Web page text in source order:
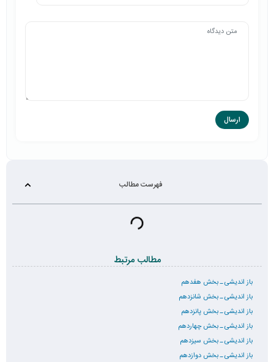
فهرست مطالب
مطالب مرتبط
باز اندیشی ـ بخش هفدهم
باز اندیشی ـ بخش شانزدهم
باز اندیشی ـ بخش پانزدهم
باز اندیشی ـ بخش چهاردهم
باز اندیشی ـ بخش سیزدهم
باز اندیشی ـ بخش دوازدهم